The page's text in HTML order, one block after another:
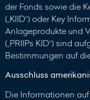
der Fonds sowie die
(„KIID“) oder Key
Anlageprodukte und
(„PRIIPs KID“) sind
Bestimmungen auf
Ausschluss
Die Informationen